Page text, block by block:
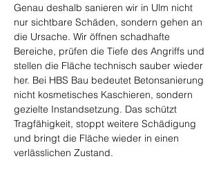
Genau deshalb sanieren wir in Ulm nicht
nur sichtbare Schäden, sondern gehen an
die Ursache. Wir öffnen schadhafte
Bereiche, prüfen die Tiefe des Angriffs und
stellen die Fläche technisch sauber wieder
her. Bei HBS Bau bedeutet Betonsanierung
nicht kosmetisches Kaschieren, sondern
gezielte Instandsetzung. Das schützt
Tragfähigkeit, stoppt weitere Schädigung
und bringt die Fläche wieder in einen
verlässlichen Zustand.